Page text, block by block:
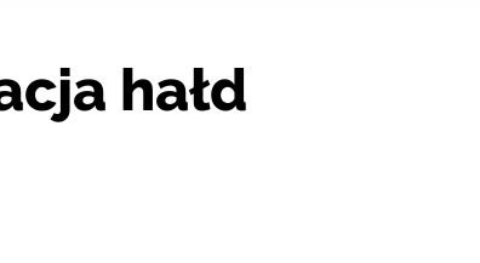
hałd